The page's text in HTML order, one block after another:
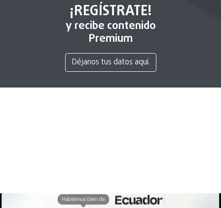
¡REGÍSTRATE!
y recibe contenido
Premium
Déjanos tus datos aquí.